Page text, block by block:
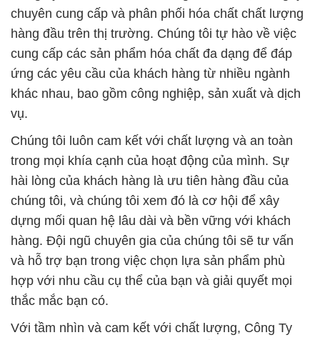
chuyên cung cấp và phân phối hóa chất chất lượng
hàng đầu trên thị trường. Chúng tôi tự hào về việc
cung cấp các sản phẩm hóa chất đa dạng để đáp
ứng các yêu cầu của khách hàng từ nhiều ngành
khác nhau, bao gồm công nghiệp, sản xuất và dịch
vụ.
Chúng tôi luôn cam kết với chất lượng và an toàn
trong mọi khía cạnh của hoạt động của mình. Sự
hài lòng của khách hàng là ưu tiên hàng đầu của
chúng tôi, và chúng tôi xem đó là cơ hội để xây
dựng mối quan hệ lâu dài và bền vững với khách
hàng. Đội ngũ chuyên gia của chúng tôi sẽ tư vấn
và hỗ trợ bạn trong việc chọn lựa sản phẩm phù
hợp với nhu cầu cụ thể của bạn và giải quyết mọi
thắc mắc bạn có.
Với tầm nhìn và cam kết với chất lượng, Công Ty